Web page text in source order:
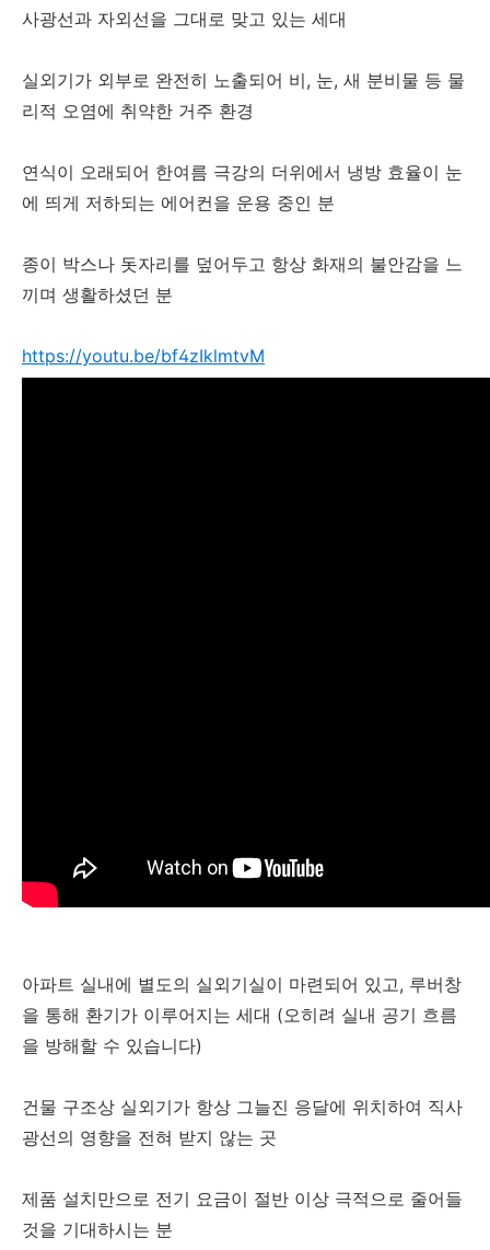
사광선과 자외선을 그대로 맞고 있는 세대
실외기가 외부로 완전히 노출되어 비, 눈, 새 분비물 등 물
리적 오염에 취약한 거주 환경
연식이 오래되어 한여름 극강의 더위에서 냉방 효율이 눈
에 띄게 저하되는 에어컨을 운용 중인 분
종이 박스나 돗자리를 덮어두고 항상 화재의 불안감을 느
끼며 생활하셨던 분
https://youtu.be/bf4zIklmtvM
아파트 실내에 별도의 실외기실이 마련되어 있고, 루버창
을 통해 환기가 이루어지는 세대 (오히려 실내 공기 흐름
을 방해할 수 있습니다)
건물 구조상 실외기가 항상 그늘진 응달에 위치하여 직사
광선의 영향을 전혀 받지 않는 곳
제품 설치만으로 전기 요금이 절반 이상 극적으로 줄어들
것을 기대하시는 분